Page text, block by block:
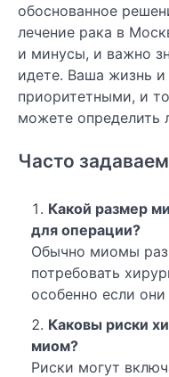
обоснованное
лечение рака в
и минусы, и важно
идете. Ваша жизнь
приоритетными, и
можете определить
Часто
Какой размер
для операции?
Обычно миомы
потребовать
особенно если
Каковы риски
миом?
Риски могут